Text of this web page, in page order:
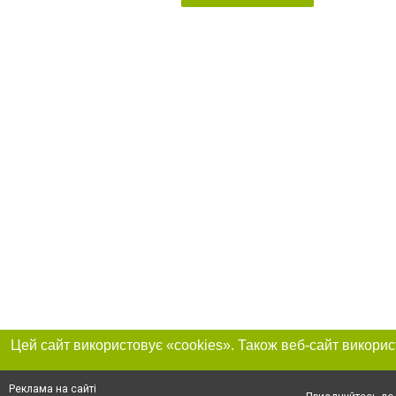
Реклама на сайті